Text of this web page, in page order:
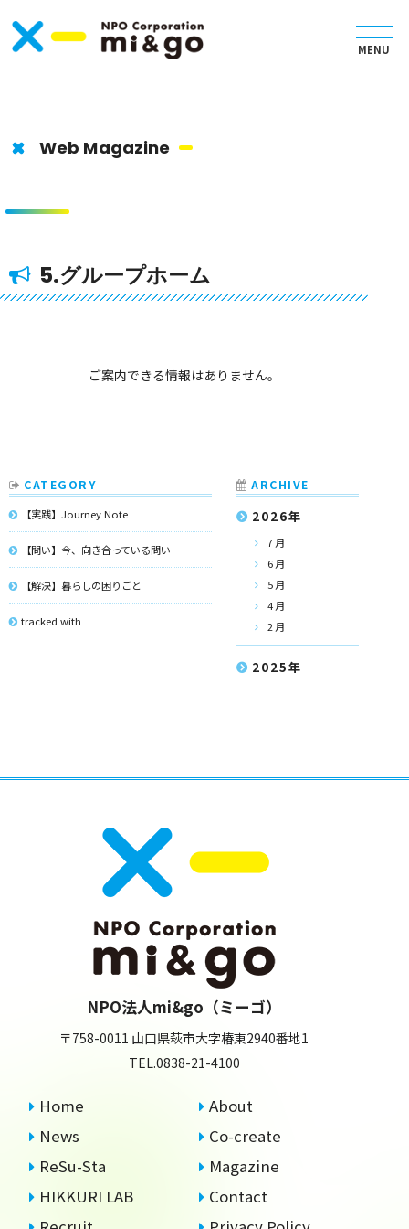
Web Magazine
5.グループホーム
ご案内できる情報はありません。
CATEGORY
【実践】Journey Note
【問い】今、向き合っている問い
【解決】暮らしの困りごと
tracked with
ARCHIVE
2026年
7月
6月
5月
4月
2月
2025年
NPO法人mi&go（ミーゴ）
〒758-0011 山口県萩市大字椿東2940番地1
TEL.0838-21-4100
Home
News
ReSu-Sta
HIKKURI LAB
About
Co-create
Magazine
Contact